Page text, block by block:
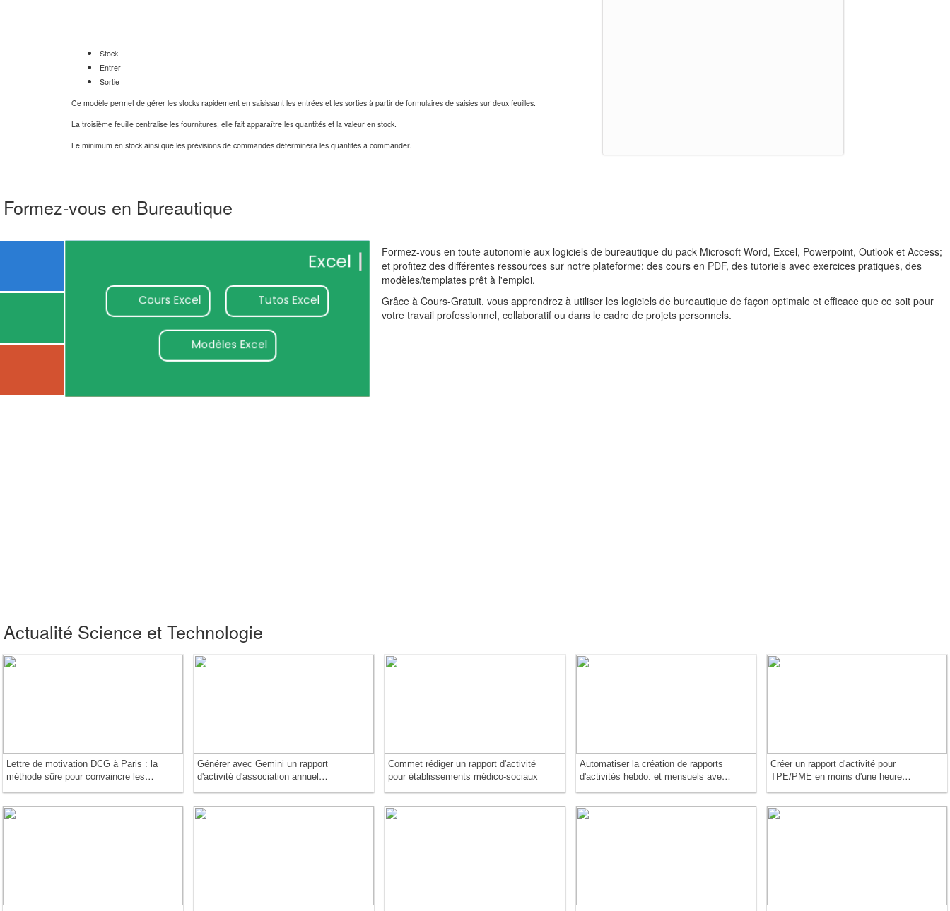
Stock
Entrer
Sortie
Ce modèle permet de gérer les stocks rapidement en saisissant les entrées et les sorties à partir de formulaires de saisies sur deux feuilles.
La troisième feuille centralise les fournitures, elle fait apparaître les quantités et la valeur en stock.
Le minimum en stock ainsi que les prévisions de commandes déterminera les quantités à commander.
Formez-vous en Bureautique
Excel
Cours Excel Tutos Excel
Modèles Excel
Formez-vous en toute autonomie aux logiciels de bureautique du pack Microsoft Word, Excel, Powerpoint, Outlook et Access;
et profitez des différentes ressources sur notre plateforme: des cours en PDF, des tutoriels avec exercices pratiques, des
modèles/templates prêt à l'emploi.
Grâce à Cours-Gratuit, vous apprendrez à utiliser les logiciels de bureautique de façon optimale et efficace que ce soit pour
votre travail professionnel, collaboratif ou dans le cadre de projets personnels.
Actualité Science et Technologie
Lettre de motivation DCG à Paris : la
méthode sûre pour convaincre les
Générer avec Gemini un rapport
d'activité d'association annuel
Commet rédiger un rapport d'activité
pour établissements médico-sociaux
Automatiser la création de rapports
d'activités hebdo. et mensuels avec
Créer un rapport d'activité pour
TPE/PME en moins d'une heure